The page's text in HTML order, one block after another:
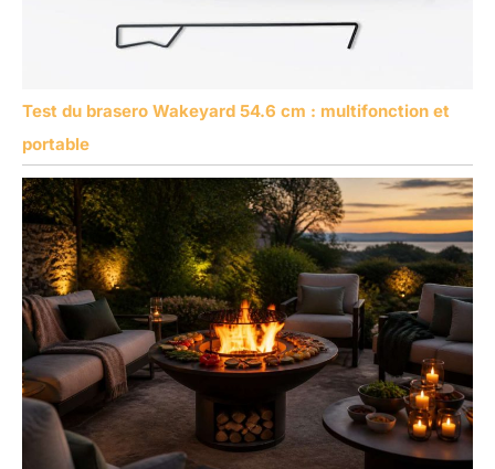
Test du brasero Wakeyard 54.6 cm : multifonction et
portable